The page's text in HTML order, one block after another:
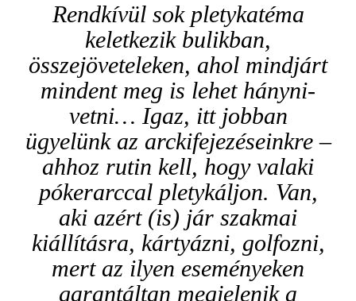
Rendkívül sok pletykatéma
keletkezik bulikban,
összejöveteleken, ahol mindjárt
mindent meg is lehet hányni-
vetni… Igaz, itt jobban
ügyelünk az arckifejezéseinkre –
ahhoz rutin kell, hogy valaki
pókerarccal pletykáljon. Van,
aki azért (is) jár szakmai
kiállításra, kártyázni, golfozni,
mert az ilyen eseményeken
garantáltan megjelenik a